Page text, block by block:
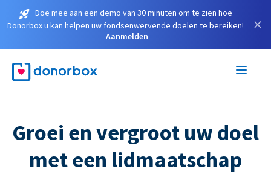
Doe mee aan een demo van 30 minuten om te zien hoe
Donorbox u kan helpen uw fondsenwervende doelen te bereiken!
Aanmelden
×
Groei en vergroot uw doel
met een lidmaatschap